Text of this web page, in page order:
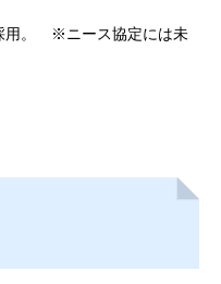
用。 ※ニース協定には未